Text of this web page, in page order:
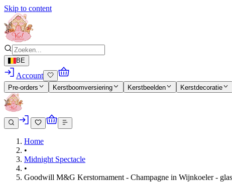
Skip to content
BE
Account
Pre-orders Kerstboomversiering Kerstbeelden Kerstdecoratie
Home
•
Midnight Spectacle
•
Goodwill M&G Kerstornament - Champagne in Wijnkoeler -